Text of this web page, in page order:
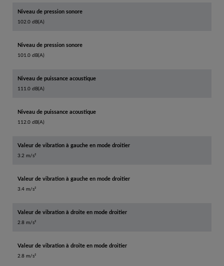
Niveau de pression sonore
102.0 dB(A)
Niveau de pression sonore
101.0 dB(A)
Niveau de puissance acoustique
111.0 dB(A)
Niveau de puissance acoustique
112.0 dB(A)
Valeur de vibration à gauche en mode droitier
3.2 m/s²
Valeur de vibration à gauche en mode droitier
3.4 m/s²
Valeur de vibration à droite en mode droitier
2.8 m/s²
Valeur de vibration à droite en mode droitier
2.8 m/s²